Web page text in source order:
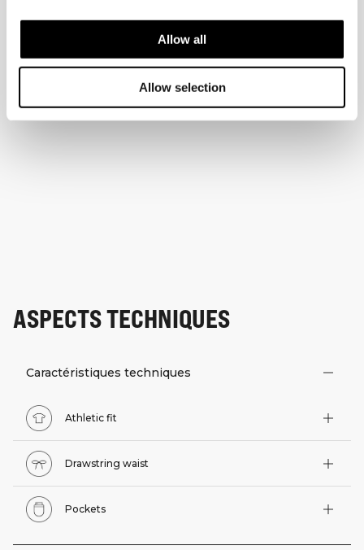
Allow all
Allow selection
ASPECTS TECHNIQUES
Caractéristiques techniques
Athletic fit
Drawstring waist
Pockets